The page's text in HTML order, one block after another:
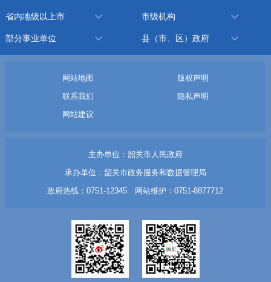
省内地级以上市 市级机构
部分事业单位 县（市、区）政府
网站地图
版权声明
联系我们
隐私声明
网站建议
主办单位：韶关市人民政府
承办单位：韶关市政务服务和数据管理局
政府热线：0751-12345 网站维护：0751-8877712